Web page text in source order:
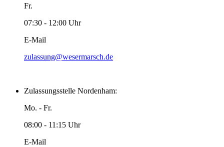
Fr.
07:30 - 12:00 Uhr
E-Mail
zulassung@wesermarsch.de
Zulassungsstelle Nordenham:
Mo. - Fr.
08:00 - 11:15 Uhr
E-Mail